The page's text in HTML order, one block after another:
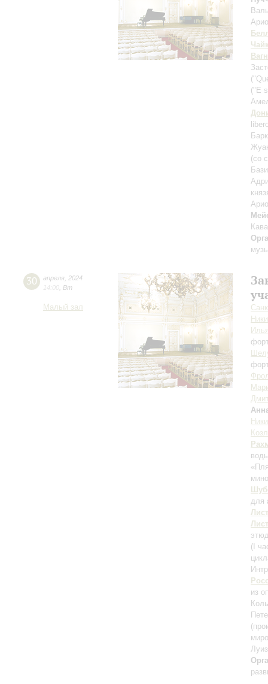
("E
(со
30 апреля 2024
14:00 Вт
Малый зал
для
Лист
Лист
(I
из